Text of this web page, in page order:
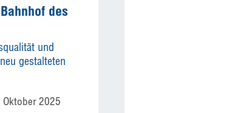
des
und
gestalteten
Oktober 2025